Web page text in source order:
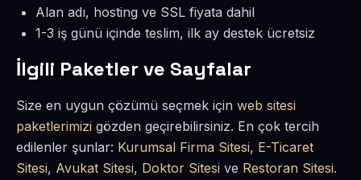
Alan adı, hosting ve SSL fiyata dahil
1-3 iş günü içinde teslim, ilk ay destek ücretsiz
İlgili Paketler ve Sayfalar
Size en uygun çözümü seçmek için web sitesi
paketlerimizi gözden geçirebilirsiniz. En çok tercih
edilenler şunlar: Kurumsal Firma Sitesi, E-Ticaret
Sitesi, Avukat Sitesi, Doktor Sitesi ve Restoran Sitesi.